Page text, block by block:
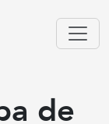
de